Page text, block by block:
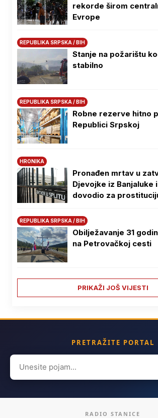
rekorde širom
Evrope
REPUBLIKA SRPSKA / BIH
Stanje na požarištu
stabilno
REPUBLIKA SRPSKA / BIH
Robne rezerve hitno
Republici Srpskoj
HRONIKA
Pronađen mrtav u
Djevojke iz Banjaluke
dovodio za
REPUBLIKA SRPSKA / BIH
Obilježavanje 31
na Petrovačkoj cesti
PRIKAŽI JOŠ VIJESTI
PRETRAŽITE PORTAL
Search
for:
RADIO STANICE